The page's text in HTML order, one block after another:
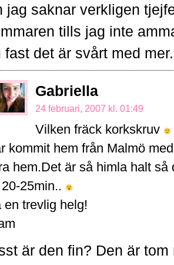
jag saknar verkligen
tills jag inte
fast det är svårt med
Gabriella
24 februari, 2007 kl. 01:49
Vilken fräck korkskruv
kommit hem från Malmö
hem.Det är så himla halt
25min..
en trevlig helg!
är den fin? Den är